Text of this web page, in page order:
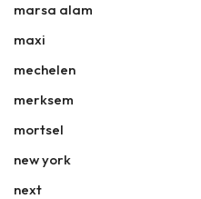
marsa alam
maxi
mechelen
merksem
mortsel
new york
next